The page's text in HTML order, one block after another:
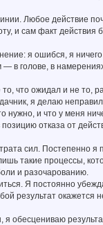
Любое действие
и сам факт действия
я ошибся, я
— в голове, в
что ожидал и не то,
я делаю
и что у меня
отказа от
сил. Постепенно я
такие процессы,
и разочарованию.
Я постоянно
результат окажется
обесцениваю